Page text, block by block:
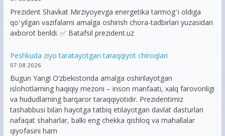
Prezident Shavkat Mirziyoyevga energetika tarmogʻi oldiga
qoʻyilgan vazifalarni amalga oshirish chora-tadbirlari yuzasidan
axborot berildi. ✅ Batafsil prezident.uz
Peshkuda ziyo taratayotgan taraqqiyot chiroqlari
07.08.2026
Bugun Yangi O‘zbekistonda amalga oshirilayotgan
islohotlarning haqiqiy mezoni – inson manfaati, xalq farovonligi
va hududlarning barqaror taraqqiyotidir. Prezidentimiz
tashabbusi bilan hayotga tatbiq etilayotgan davlat dasturlari
nafaqat shaharlar, balki eng chekka qishloq va mahallalar
qiyofasini ham